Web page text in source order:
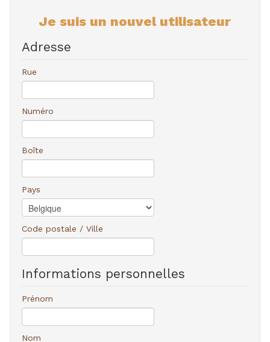
Je suis un nouvel utilisateur
Adresse
Rue
Numéro
Boîte
Pays
Code postale / Ville
Informations personnelles
Prénom
Nom